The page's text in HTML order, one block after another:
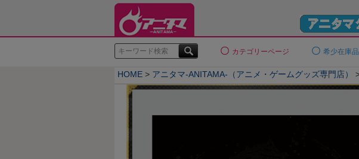
検索 カテゴリーページ 希少在庫品
HOME アニタマ-ANITAMA-（アニメ・ゲームグッズ専門店）